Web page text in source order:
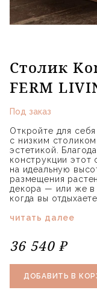
Столик
FERM
Под заказ
Откройте для
с низким
эстетикой.
конструкции этот
на идеальную
размещения
декора — или же в
когда вы
читать далее
36 540 ₽
ДОБАВИТЬ В